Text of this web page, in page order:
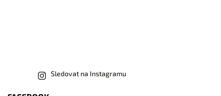
Sledovat na Instagramu